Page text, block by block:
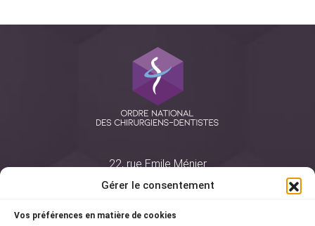
Gérer le consentement
Vos préférences en matière de cookies
22, rue Emile Ménier
75761 Paris Cedex 16
01 44 34 78 80